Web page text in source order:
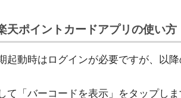
天ポイントカードアプリの使い方
起動時はログインが必要ですが、以
て「バーコードを表示」をタップし